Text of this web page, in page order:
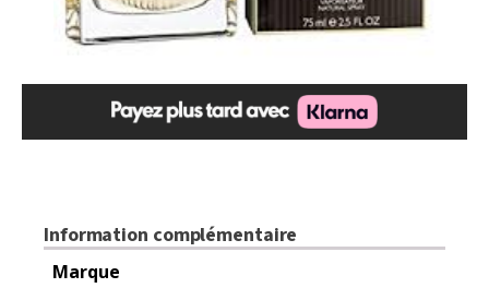
Information complémentaire
Marque